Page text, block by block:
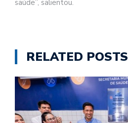
saúde”, salientou.
RELATED POSTS